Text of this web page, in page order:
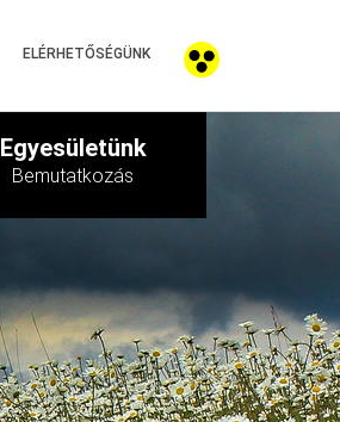
ELÉRHETŐSÉGÜNK
Egyesületünk
Bemutatkozás